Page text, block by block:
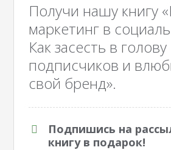
Получи нашу книгу
маркетинг в
Как засесть в голову
подписчиков и
свой бренд».
Подпишись на
книгу в подарок!